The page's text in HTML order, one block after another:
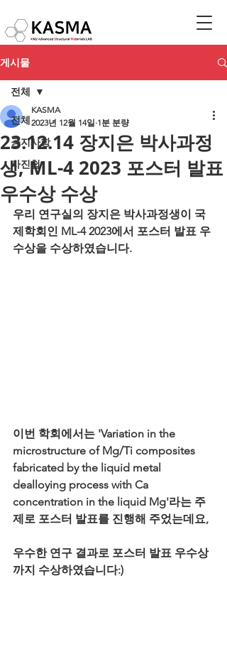
게시물
전체
공지사항
사진첩
전체
23.12.14 장지은 박사과정
생, ML-4 2023 포스터 발표
우수상 수상
KASMA
2023년 12월 14일 1분 분량
우리 연구실의 장지은 박사과정생이 국
제학회인 ML-4 2023에서 포스터 발표 우
수상을 수상하였습니다.
이번 학회에서는 'Variation in the
microstructure of Mg/Ti composites
fabricated by the liquid metal
dealloying process with Ca
concentration in the liquid Mg'라는 주
제로 포스터 발표를 진행해 주었는데요,
우수한 연구 결과로 포스터 발표 우수상
까지 수상하였습니다:)